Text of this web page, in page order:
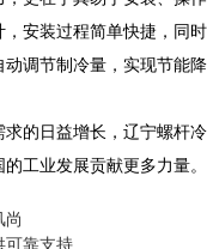
安装过程简单快捷，同时
调节制冷量，实现节能降
的日益增长，辽宁螺杆冷
工业发展贡献更多力量。
可靠支持